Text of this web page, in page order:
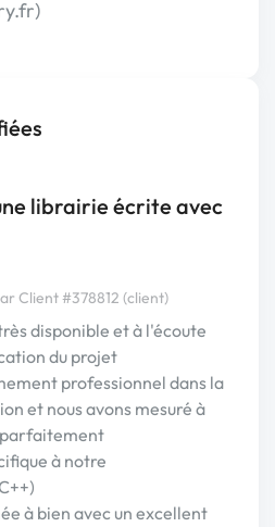
librairie écrite avec
Client #378812 (client)
disponible et à l'écoute
du projet
professionnel dans la
et nous avons mesuré à
à notre
à bien avec un excellent